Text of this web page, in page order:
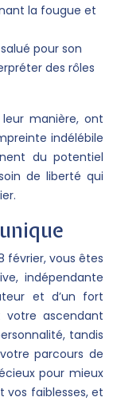
la fougue et
pour son
des rôles
manière, ont
indélébile
du potentiel
de liberté qui
février, vous êtes
indépendante
et d’un fort
votre ascendant
tandis
parcours de
pour mieux
faiblesses, et